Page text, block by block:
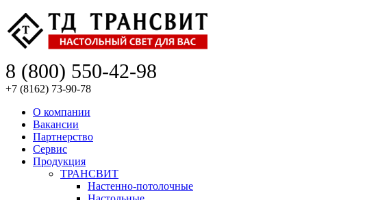
8 (800) 550-42-98
+7 (8162) 73-90-78
О компании
Вакансии
Партнерство
Сервис
Продукция
ТРАНСВИТ
Настенно-потолочные